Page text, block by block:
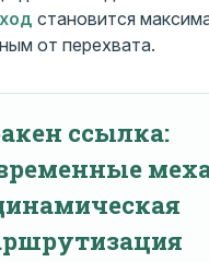
становится
от перехвата.
ссылка: